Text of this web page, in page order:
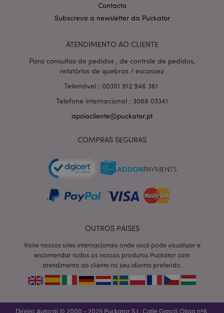
Contacto
Subscreva a newsletter da Puckator
ATENDIMENTO AO CLIENTE
Para consultas de pedidos , de controle de pedidos,
relatórios de quebras / escassez
Telemóvel : 00351 912 946 361
Telefone internacional : 3088 03341
apoiocliente@puckator.pt
COMPRAS SEGURAS
OUTROS PAISES
Visite nossos sites internacionais onde você pode visualizar e
encomendar todos os nossos produtos Puckator com
atendimento ao cliente no seu idioma preferido.
Direito Autoral © 2000 - 2025 Puckator S.L. Calle Gascó Oliag nº6,
.www.puckator.pt
section_data_ids
Adobe Inc.
www.puckator.pt